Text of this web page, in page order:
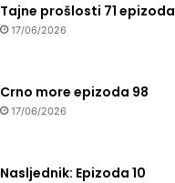
Tajne prošlosti 71 epizoda
17/06/2026
Crno more epizoda 98
17/06/2026
Nasljednik: Epizoda 10